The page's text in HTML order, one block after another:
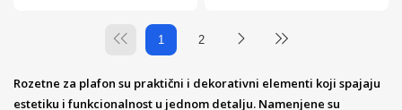
1 2
Rozetne za plafon su praktični i dekorativni elementi koji spajaju
estetiku i funkcionalnost u jednom detalju. Namenjene su